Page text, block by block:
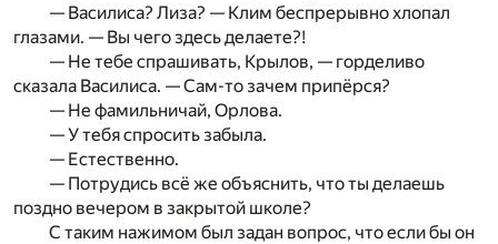
— Василиса? Лиза? — Клим беспрерывно хлопал
глазами. — Вы чего здесь делаете?!
— Не тебе спрашивать, Крылов, — горделиво
сказала Василиса. — Сам-то зачем припёрся?
— Не фамильничай, Орлова.
— У тебя спросить забыла.
— Естественно.
— Потрудись всё же объяснить, что ты делаешь
поздно вечером в закрытой школе?
С таким нажимом был задан вопрос, что если бы он